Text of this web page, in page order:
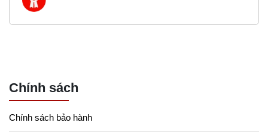
Chính sách
Chính sách bảo hành